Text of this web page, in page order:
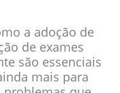
a adoção de
de exames
são essenciais
mais para